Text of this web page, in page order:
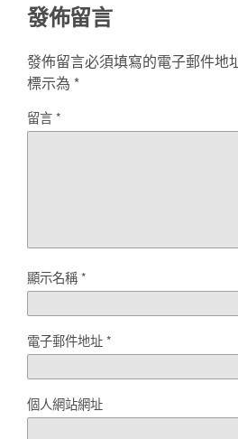
發佈留言
發佈留言必須填寫的電子郵件地
標示為 *
留言*
顯示名稱*
電子郵件地址*
個人網站網址